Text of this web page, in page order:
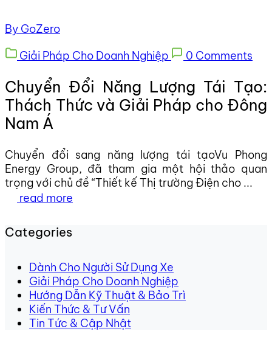
By GoZero
Giải Pháp Cho Doanh Nghiệp
0 Comments
Chuyển Đổi Năng Lượng Tái Tạo:
Thách Thức và Giải Pháp cho Đông
Nam Á
Chuyển đổi sang năng lượng tái tạoVu Phong
Energy Group, đã tham gia một hội thảo quan
trọng với chủ đề “Thiết kế Thị trường Điện cho ...
read more
Categories
Dành Cho Người Sử Dụng Xe
Giải Pháp Cho Doanh Nghiệp
Hướng Dẫn Kỹ Thuật & Bảo Trì
Kiến Thức & Tư Vấn
Tin Tức & Cập Nhật